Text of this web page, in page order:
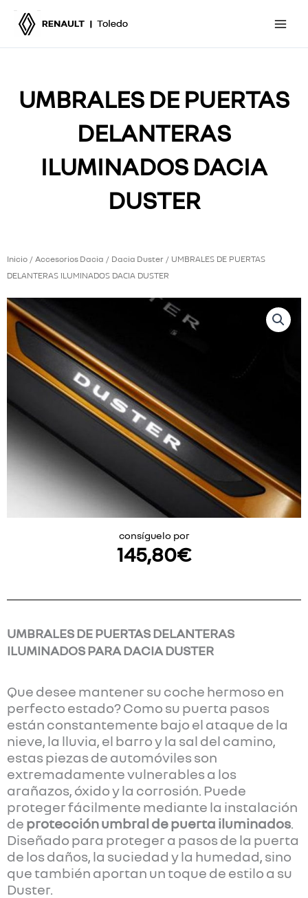
UMBRALES DE PUERTAS
DELANTERAS
ILUMINADOS DACIA
DUSTER
Inicio / Accesorios Dacia / Dacia Duster / UMBRALES DE PUERTAS
DELANTERAS ILUMINADOS DACIA DUSTER
consíguelo por
145,80€
UMBRALES DE PUERTAS DELANTERAS
ILUMINADOS PARA DACIA DUSTER
Que desee mantener su coche hermoso en
perfecto estado? Como su puerta pasos
están constantemente bajo el ataque de la
nieve, la lluvia, el barro y la sal del camino,
estas piezas de automóviles son
extremadamente vulnerables a los
arañazos, óxido y la corrosión. Puede
proteger fácilmente mediante la instalación
de protección umbral de puerta iluminados.
Diseñado para proteger a pasos de la puerta
de los daños, la suciedad y la humedad, sino
que también aportan un toque de estilo a su
Duster.